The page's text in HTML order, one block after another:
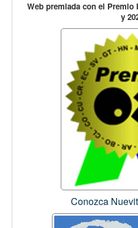
Web premiada con el Premio
y
Conozca